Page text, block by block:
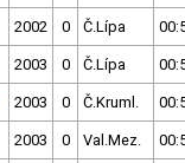
2002 0 Č.Lípa
2003 0 Č.Lípa
2003 0 Č.Kruml.
2003 0 Val.Mez.